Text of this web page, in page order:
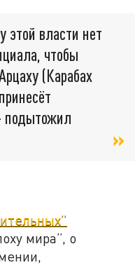
этой власти нет
чтобы
(Карабах
мира”, о